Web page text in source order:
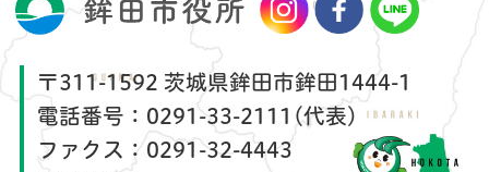
〒311-1592 茨城県鉾田市鉾田1444-1
電話番号： 0291-33-2111(代表)
ファクス： 0291-32-4443